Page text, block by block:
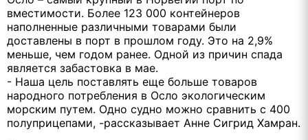
вместимости. Более 123 000 контейнеров
наполненные различными товарами были
доставлены в порт в прошлом году. Это на 2,9%
меньше, чем годом ранее. Одной из причин спада
является забастовка в мае.
- Наша цель поставлять еще больше товаров
народного потребления в Осло экологическим
морским путем. Одно судно можно сравнить с 400
полуприцепами, -рассказывает Анне Сигрид Хамран.